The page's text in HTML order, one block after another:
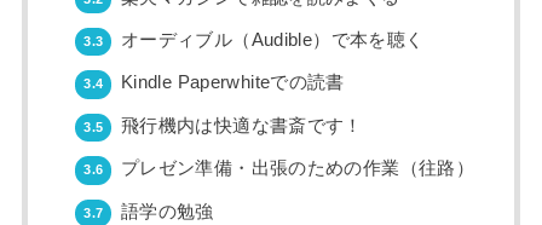
3.3 オーディブル（Audible）で本を聴く
3.4 Kindle Paperwhiteでの読書
3.5 飛行機内は快適な書斎です！
3.6 プレゼン準備・出張のための作業（往路）
3.7 語学の勉強